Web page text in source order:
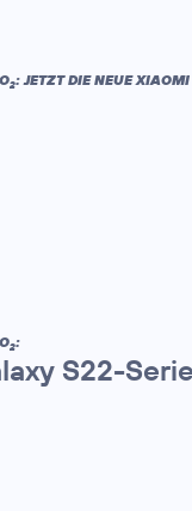
2: JETZT DIE NEUE XIAOMI
2:
S22-